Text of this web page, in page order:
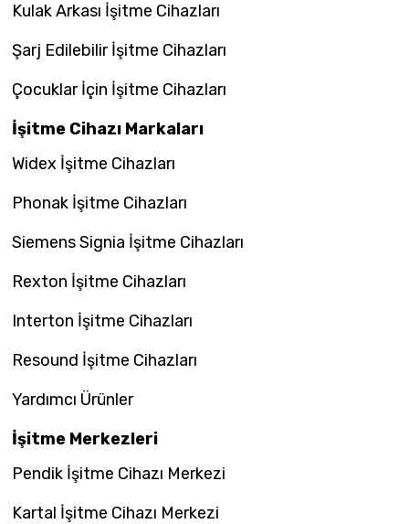
Kulak Arkası İşitme Cihazları
Şarj Edilebilir İşitme Cihazları
Çocuklar İçin İşitme Cihazları
İşitme Cihazı Markaları
Widex İşitme Cihazları
Phonak İşitme Cihazları
Siemens Signia İşitme Cihazları
Rexton İşitme Cihazları
Interton İşitme Cihazları
Resound İşitme Cihazları
Yardımcı Ürünler
İşitme Merkezleri
Pendik İşitme Cihazı Merkezi
Kartal İşitme Cihazı Merkezi